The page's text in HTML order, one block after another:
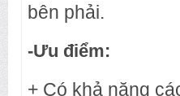
bên phải.
-Ưu điểm:
+ Có khả năng